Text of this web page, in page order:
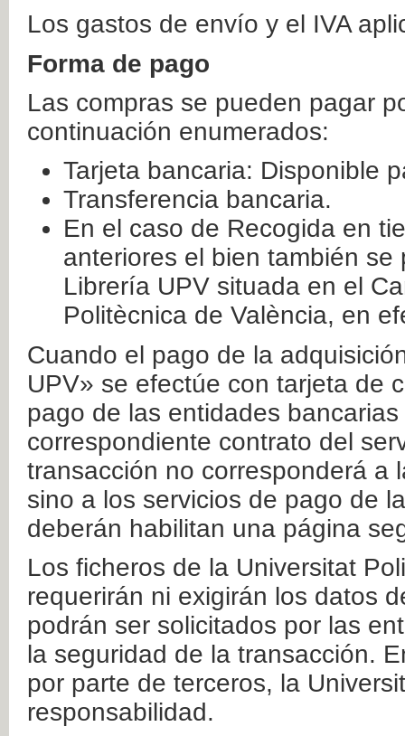
Los gastos de envío y el IVA
Forma de pago
Las compras se pueden pagar
continuación enumerados:
Tarjeta bancaria: Disponible
Transferencia bancaria.
En el caso de Recogida en
anteriores el bien también
Librería UPV situada en el
Politècnica de València, en
Cuando el pago de la
UPV» se efectúe con tarjeta de
pago de las entidades
correspondiente contrato del
transacción no corresponderá a
sino a los servicios de pago de
deberán habilitan una página
Los ficheros de la Universitat
requerirán ni exigirán los datos
podrán ser solicitados por las
la seguridad de la transacción.
por parte de terceros, la
responsabilidad.